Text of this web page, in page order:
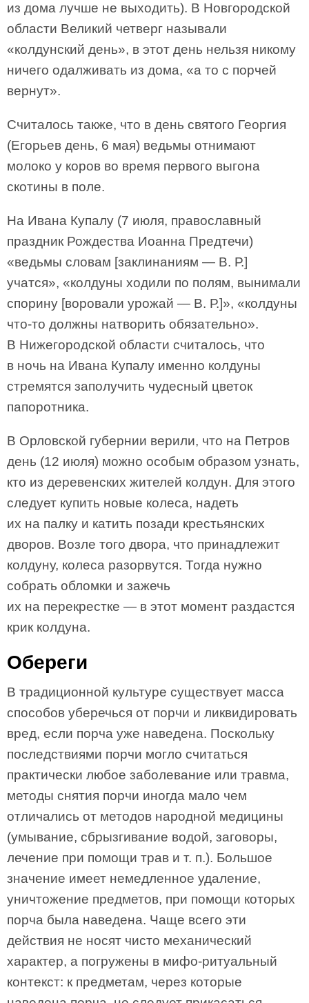
из дома лучше не выходить). В Новгородской
области Великий четверг называли
«колдунский день», в этот день нельзя никому
ничего одалживать из дома, «а то с порчей
вернут».
Считалось также, что в день святого Георгия
(Егорьев день, 6 мая) ведьмы отнимают
молоко у коров во время первого выгона
скотины в поле.
На Ивана Купалу (7 июля, православный
праздник Рождества Иоанна Предтечи)
«ведьмы словам [заклинаниям — В. Р.]
учатся», «колдуны ходили по полям, вынимали
спорину [воровали урожай — В. Р.]», «колдуны
что-то должны натворить обязательно».
В Нижегородской области считалось, что
в ночь на Ивана Купалу именно колдуны
стремятся заполучить чудесный цветок
папоротника.
В Орловской губернии верили, что на Петров
день (12 июля) можно особым образом узнать,
кто из деревенских жителей колдун. Для этого
следует купить новые колеса, надеть
их на палку и катить позади крестьянских
дворов. Возле того двора, что принадлежит
колдуну, колеса разорвутся. Тогда нужно
собрать обломки и зажечь
их на перекрестке — в этот момент раздастся
крик колдуна.
Обереги
В традиционной культуре существует масса
способов уберечься от порчи и ликвидировать
вред, если порча уже наведена. Поскольку
последствиями порчи могло считаться
практически любое заболевание или травма,
методы снятия порчи иногда мало чем
отличались от методов народной медицины
(умывание, сбрызгивание водой, заговоры,
лечение при помощи трав и т. п.). Большое
значение имеет немедленное удаление,
уничтожение предметов, при помощи которых
порча была наведена. Чаще всего эти
действия не носят чисто механический
характер, а погружены в мифо-ритуальный
контекст: к предметам, через которые